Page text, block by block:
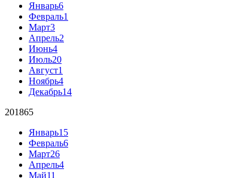
Январь6
Февраль1
Март3
Апрель2
Июнь4
Июль20
Август1
Ноябрь4
Декабрь14
201865
Январь15
Февраль6
Март26
Апрель4
Май11